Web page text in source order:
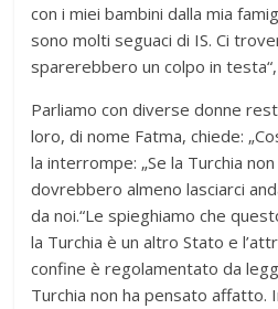
con i miei bambini dalla mia
sono molti seguaci di IS. Ci
sparerebbero un colpo in
Parliamo con diverse donne
loro, di nome Fatma, chiede:
la interrompe: „Se la Turchia
dovrebbero almeno lasciarci
da noi.“Le spieghiamo che
la Turchia è un altro Stato e
confine è regolamentato da
Turchia non ha pensato affatto.